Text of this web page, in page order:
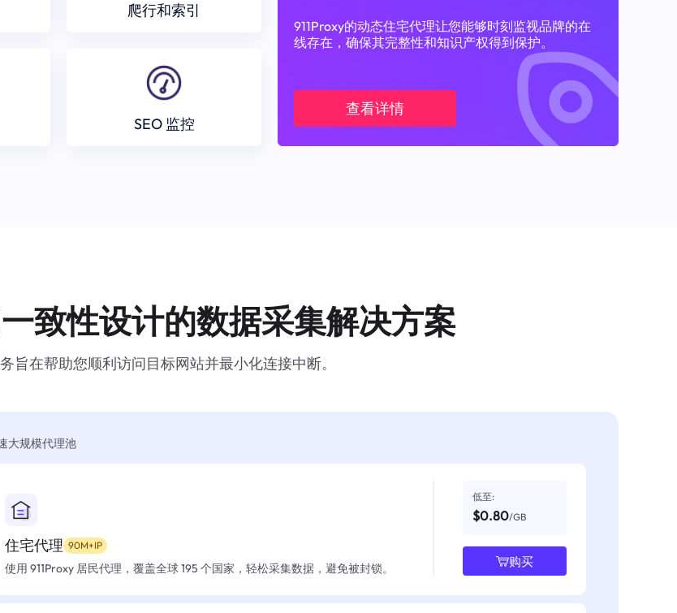
爬行和索引
SEO 监控
911Proxy的动态住宅代理让您能够时刻监视品牌的在
线存在，确保其完整性和知识产权得到保护。
查看详情
致性设计的数据采集解决方案
旨在帮助您顺利访问目标网站并最小化连接中断。
大规模代理池
住宅代理 90M+IP
使用 911Proxy 居民代理，覆盖全球 195 个国家，轻松采集数据，避免被封锁。
低至:
$0.80/GB
购买